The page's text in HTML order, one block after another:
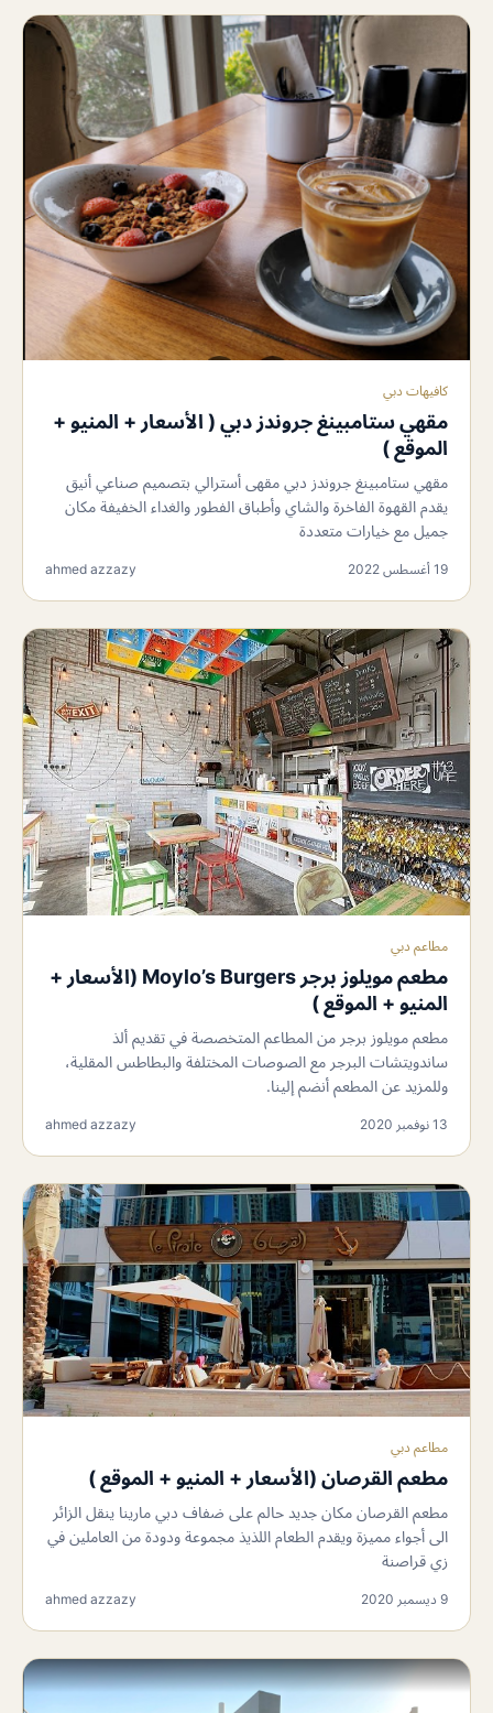
كافيهات دبي
مقهي ستامبينغ جروندز دبي ( الأسعار + المنيو +
الموقع )
مقهي ستامبينغ جروندز دبي مقهى أسترالي بتصميم صناعي أنيق
يقدم القهوة الفاخرة والشاي وأطباق الفطور والغداء الخفيفة مكان
جميل مع خيارات متعددة
19 أغسطس 2022 ahmed azzazy
مطاعم دبي
مطعم مويلوز برجر Moylo’s Burgers (الأسعار +
المنيو + الموقع )
مطعم مويلوز برجر من المطاعم المتخصصة في تقديم ألذ
ساندويتشات البرجر مع الصوصات المختلفة والبطاطس المقلية،
وللمزيد عن المطعم أنضم إلينا.
13 نوفمبر 2020 ahmed azzazy
مطاعم دبي
مطعم القرصان (الأسعار + المنيو + الموقع )
مطعم القرصان مكان جديد حالم على ضفاف دبي مارينا ينقل الزائر
الى أجواء مميزة ويقدم الطعام اللذيذ مجموعة ودودة من العاملين في
زي قراصنة
9 ديسمبر 2020 ahmed azzazy